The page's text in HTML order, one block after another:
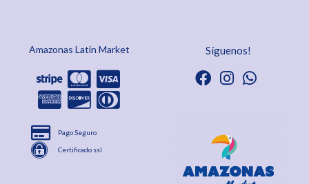
Amazonas Latin Market
Pago Seguro
Certificado ssl
Síguenos!